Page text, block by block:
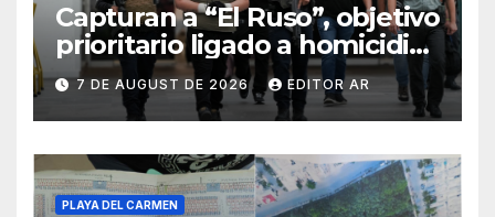
Capturan a “El Ruso”, objetivo
prioritario ligado a homicidios
en Playa del Carmen
7 DE AUGUST DE 2026 EDITOR AR
PLAYA DEL CARMEN